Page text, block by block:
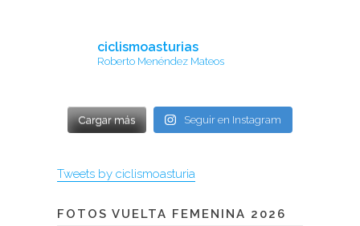
ciclismoasturias
Roberto Menéndez Mateos
Cargar más Seguir en Instagram
Tweets by ciclismoasturia
FOTOS VUELTA FEMENINA 2026